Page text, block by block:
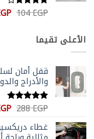
تم
5
104EGP
الأعلى تقيما
قفل أمان
والأدراج
تم التقييم
288EGP
هو: غطاء